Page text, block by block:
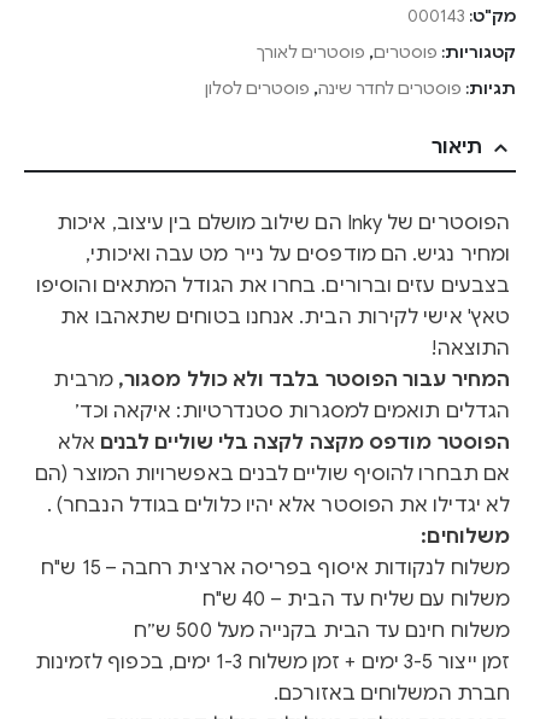
מק"ט: 000143
קטגוריות: פוסטרים, פוסטרים לאורך
תגיות: פוסטרים לחדר שינה, פוסטרים לסלון
תיאור
הפוסטרים של Inky הם שילוב מושלם בין עיצוב, איכות
ומחיר נגיש. הם מודפסים על נייר מט עבה ואיכותי,
בצבעים עזים וברורים. בחרו את הגודל המתאים והוסיפו
טאץ' אישי לקירות הבית. אנחנו בטוחים שתאהבו את
התוצאה!
המחיר עבור הפוסטר בלבד ולא כולל מסגור, מרבית
הגדלים תואמים למסגרות סטנדרטיות: איקאה וכד׳
הפוסטר מודפס מקצה לקצה בלי שוליים לבנים אלא
אם תבחרו להוסיף שוליים לבנים באפשרויות המוצר (הם
לא יגדילו את הפוסטר אלא יהיו כלולים בגודל הנבחר) .
משלוחים:
משלוח לנקודות איסוף בפריסה ארצית רחבה – 15 ש"ח
משלוח עם שליח עד הבית – 40 ש"ח
משלוח חינם עד הבית בקנייה מעל 500 ש״ח
זמן ייצור 3-5 ימים + זמן משלוח 1-3 ימים, בכפוף לזמינות
חברת המשלוחים באזורכם.